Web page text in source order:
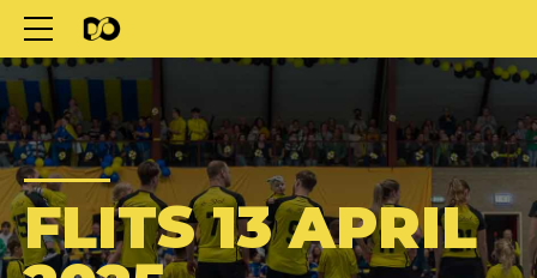
FLITS 13 APRIL